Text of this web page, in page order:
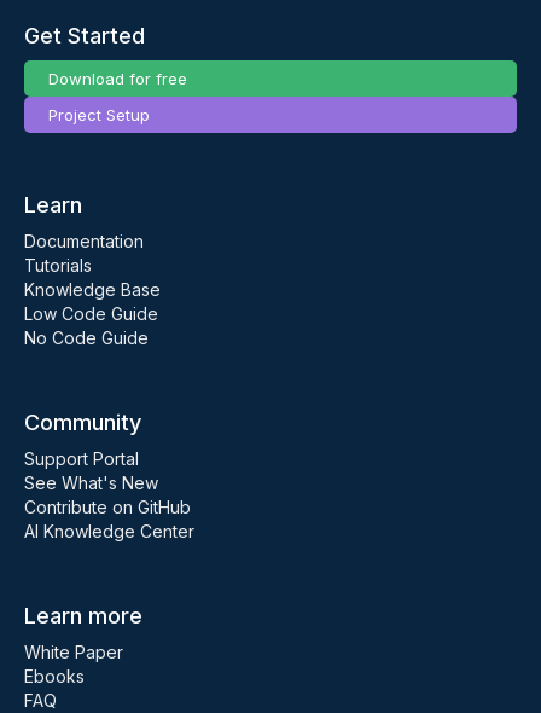
Get Started
Download for free
Project Setup
Learn
Documentation
Tutorials
Knowledge Base
Low Code Guide
No Code Guide
Community
Support Portal
See What's New
Contribute on GitHub
AI Knowledge Center
Learn more
White Paper
Ebooks
FAQ